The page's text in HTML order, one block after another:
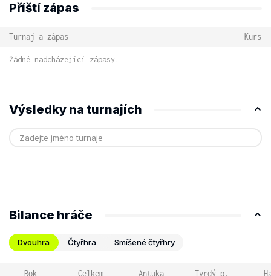
Příští zápas
Turnaj a zápas Kurs
Žádné nadcházející zápasy.
Výsledky na turnajích
Bilance hráče
Dvouhra Čtyřhra Smíšené čtyřhry
Rok Celkem Antuka Tvrdý p.